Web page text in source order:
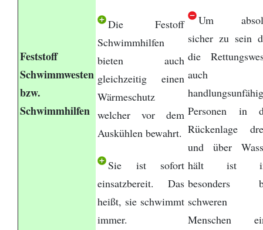
Feststoff
Schwimmwesten
bzw.
Schwimmhilfen
Die Festoff
Schwimmhilfen
bieten auch
gleichzeitig einen
Wärmeschutz
welcher vor dem
Auskühlen bewahrt.
Sie ist sofort
einsatzbereit. Das
heißt, sie schwimmt
immer.
Um
sicher zu sein
die
auch
Personen in
Rückenlage
und über
hält ist
besonders
schweren
Menschen